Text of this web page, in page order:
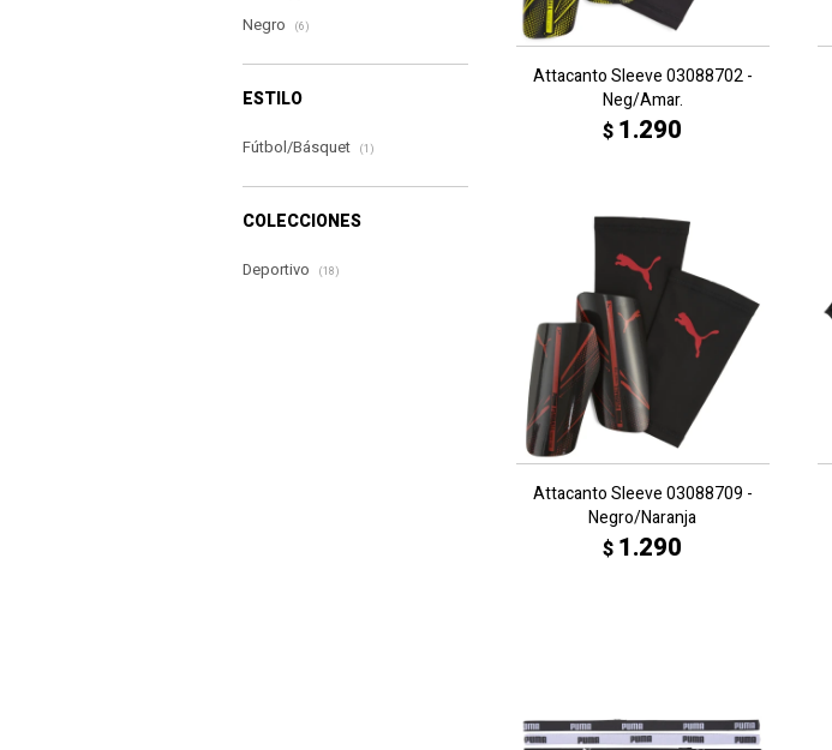
Attacanto Sleeve 03088702 -
Neg/Amar.
$ 1.290
Attacanto Sleeve 03088709 -
Negro/Naranja
$ 1.290
Negro (6)
ESTILO
Fútbol/Básquet (1)
COLECCIONES
Deportivo (18)